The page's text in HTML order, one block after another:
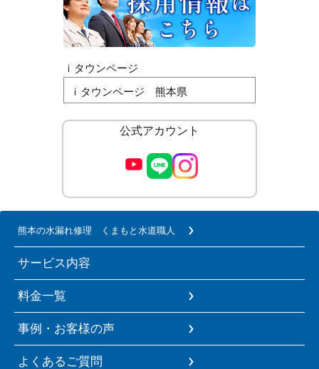
ｉタウンページ
ｉタウンページ 熊本県
公式アカウント
熊本の水漏れ修理 くまもと水道職人
サービス内容
料金一覧
事例・お客様の声
よくあるご質問